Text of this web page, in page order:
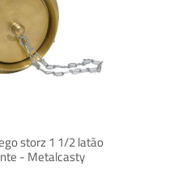
storz 1 1/2 latão
- Metalcasty